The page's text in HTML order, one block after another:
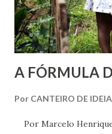
A FÓRMULA
Por CANTEIRO DE
Por Marcelo